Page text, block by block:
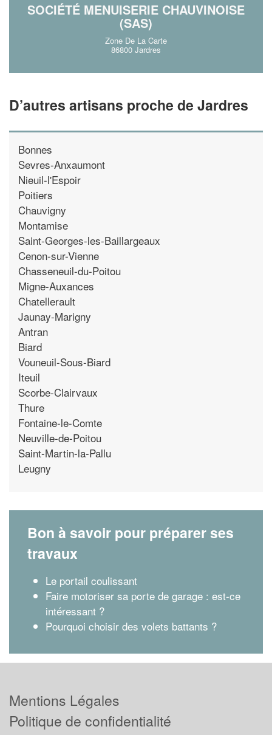
SOCIÉTÉ MENUISERIE CHAUVINOISE
(SAS)
Zone De La Carte
86800 Jardres
D’autres artisans proche de Jardres
Bonnes
Sevres-Anxaumont
Nieuil-l'Espoir
Poitiers
Chauvigny
Montamise
Saint-Georges-les-Baillargeaux
Cenon-sur-Vienne
Chasseneuil-du-Poitou
Migne-Auxances
Chatellerault
Jaunay-Marigny
Antran
Biard
Vouneuil-Sous-Biard
Iteuil
Scorbe-Clairvaux
Thure
Fontaine-le-Comte
Neuville-de-Poitou
Saint-Martin-la-Pallu
Leugny
Bon à savoir pour préparer ses
travaux
Le portail coulissant
Faire motoriser sa porte de garage : est-ce
intéressant ?
Pourquoi choisir des volets battants ?
Mentions Légales
Politique de confidentialité